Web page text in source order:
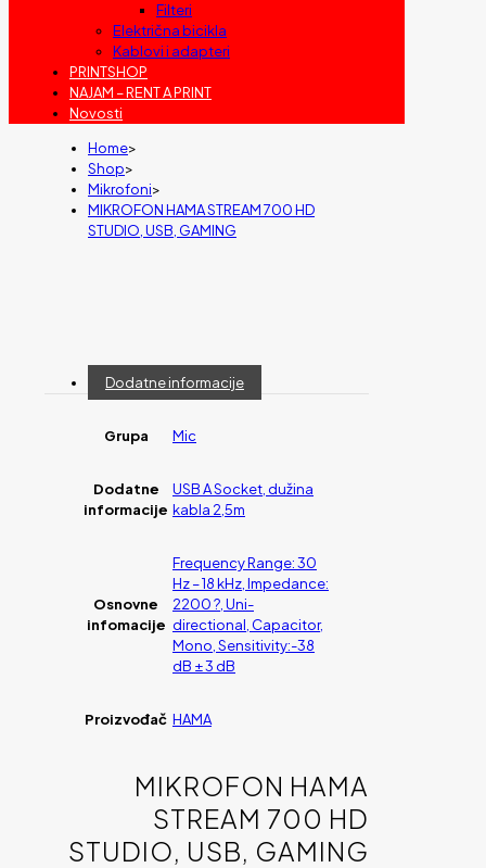
Filteri
Električna bicikla
Kablovi i adapteri
PRINTSHOP
NAJAM – RENT A PRINT
Novosti
Home>
Shop>
Mikrofoni>
MIKROFON HAMA STREAM 700 HD
STUDIO, USB, GAMING
Dodatne informacije
Grupa Mic
Dodatne
informacije
USB A Socket, dužina
kabla 2,5m
Osnovne
infomacije
Frequency Range: 30
Hz – 18 kHz, Impedance:
2200 ?, Uni-
directional, Capacitor,
Mono, Sensitivity:-38
dB ± 3 dB
Proizvođač HAMA
MIKROFON HAMA
STREAM 700 HD
STUDIO, USB, GAMING